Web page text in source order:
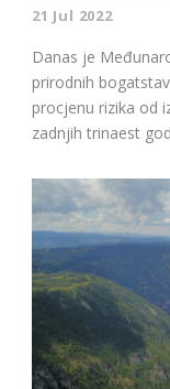
21 Jul 2022
Danas je
prirodnih
procjenu rizika od
zadnjih trinaest